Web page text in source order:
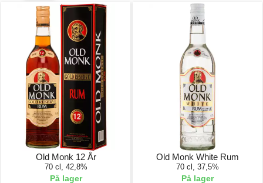
Old Monk 12 År
70 cl, 42,8%
På lager
Old Monk White Rum
70 cl, 37,5%
På lager